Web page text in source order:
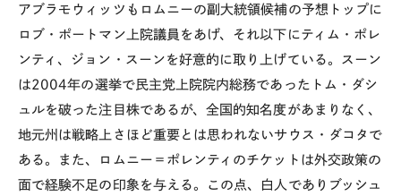
アブラモウィッツもロムニーの副大統領候補の予想トップに
ロブ・ポートマン上院議員をあげ、それ以下にティム・ポレ
ンティ、ジョン・スーンを好意的に取り上げている。スーン
は2004年の選挙で民主党上院院内総務であったトム・ダシ
ュルを破った注目株であるが、全国的知名度があまりなく、
地元州は戦略上さほど重要とは思われないサウス・ダコタで
ある。また、ロムニー＝ポレンティのチケットは外交政策の
面で経験不足の印象を与える。この点、白人でありブッシュ